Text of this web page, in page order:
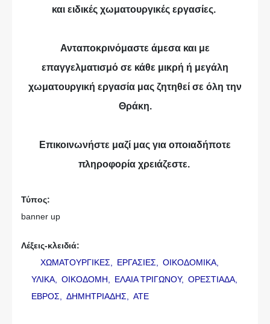
και ειδικές χωματουργικές εργασίες.
Ανταποκρινόμαστε άμεσα και με
επαγγελματισμό σε κάθε μικρή ή μεγάλη
χωματουργική εργασία μας ζητηθεί σε όλη την
Θράκη.
Επικοινωνήστε μαζί μας για οποιαδήποτε
πληροφορία χρειάζεστε.
Τύπος:
banner up
Λέξεις-κλειδιά:
ΧΩΜΑΤΟΥΡΓΙΚΕΣ,
ΕΡΓΑΣΙΕΣ,
ΟΙΚΟΔΟΜΙΚΑ,
ΥΛΙΚΑ,
ΟΙΚΟΔΟΜΗ, ΕΛΑΙΑ ΤΡΙΓΩΝΟΥ, ΟΡΕΣΤΙΑΔΑ,
ΕΒΡΟΣ,
ΔΗΜΗΤΡΙΑΔΗΣ, ΑΤΕ